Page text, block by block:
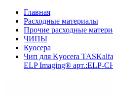
Главная
Расходные материалы
Прочие расходные
ЧИПЫ
Куосера
Чип для Kyocera
ELP Imaging® арт.:ELP-